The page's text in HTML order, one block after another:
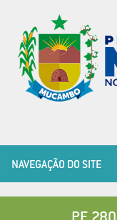
NAVEGAÇÃO DO SITE